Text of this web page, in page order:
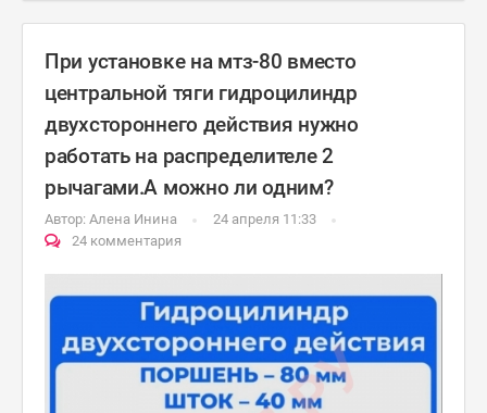
При установке на мтз-80 вместо
центральной тяги гидроцилиндр
двухстороннего действия нужно
работать на распределителе 2
рычагами.А можно ли одним?
Автор: Алена Инина
24 апреля 11:33
24 комментария